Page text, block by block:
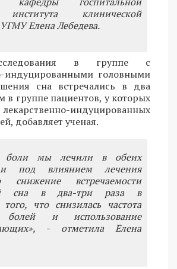
клинической
Елена Лебедева.
в группе с
индуцированными головными
сна встречались в два
в группе пациентов, у которых
индуцированных
добавляет ученая.
боли мы лечили в обеих
и под влиянием лечения
снижение встречаемости
сна в два-три раза в
того, что снизилась частота
болей и использование
- отметила Елена